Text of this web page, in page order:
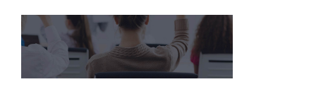
Über uns
Blogbeiträge